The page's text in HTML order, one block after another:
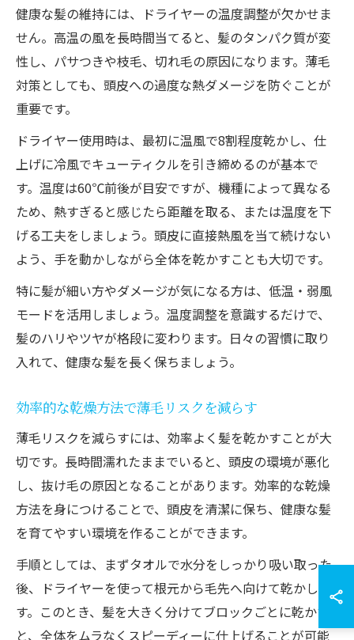
健康な髪の維持には、ドライヤーの温度調整が欠かせま
せん。高温の風を長時間当てると、髪のタンパク質が変
性し、パサつきや枝毛、切れ毛の原因になります。薄毛
対策としても、頭皮への過度な熱ダメージを防ぐことが
重要です。
ドライヤー使用時は、最初に温風で8割程度乾かし、仕
上げに冷風でキューティクルを引き締めるのが基本で
す。温度は60℃前後が目安ですが、機種によって異なる
ため、熱すぎると感じたら距離を取る、または温度を下
げる工夫をしましょう。頭皮に直接熱風を当て続けない
よう、手を動かしながら全体を乾かすことも大切です。
特に髪が細い方やダメージが気になる方は、低温・弱風
モードを活用しましょう。温度調整を意識するだけで、
髪のハリやツヤが格段に変わります。日々の習慣に取り
入れて、健康な髪を長く保ちましょう。
効率的な乾燥方法で薄毛リスクを減らす
薄毛リスクを減らすには、効率よく髪を乾かすことが大
切です。長時間濡れたままでいると、頭皮の環境が悪化
し、抜け毛の原因となることがあります。効率的な乾燥
方法を身につけることで、頭皮を清潔に保ち、健康な髪
を育てやすい環境を作ることができます。
手順としては、まずタオルで水分をしっかり吸い取った
後、ドライヤーを使って根元から毛先へ向けて乾かしま
す。このとき、髪を大きく分けてブロックごとに乾かす
と、全体をムラなくスピーディーに仕上げることが可能